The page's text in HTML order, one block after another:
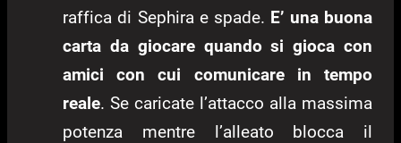
raffica di Sephira e spade. E’ una buona
carta da giocare quando si gioca con
amici con cui comunicare in tempo
reale. Se caricate l’attacco alla massima
potenza mentre l’alleato blocca il